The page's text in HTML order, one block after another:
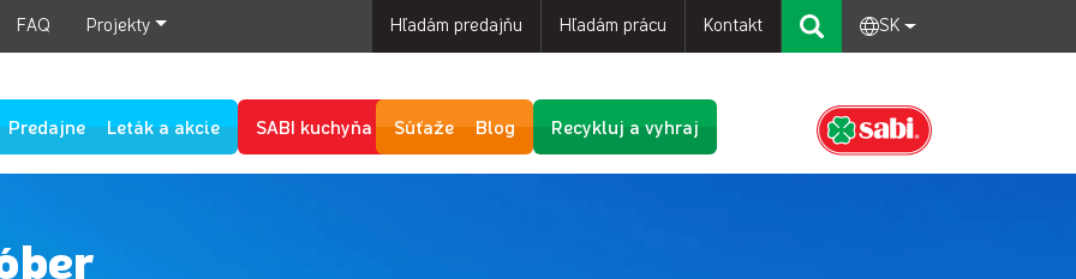
FAQ Projekty Hľadám predajňu Hľadám prácu Kontakt SK
Predajne Leták a akcie SABI kuchyňa Súťaže Blog Recykluj a vyhraj